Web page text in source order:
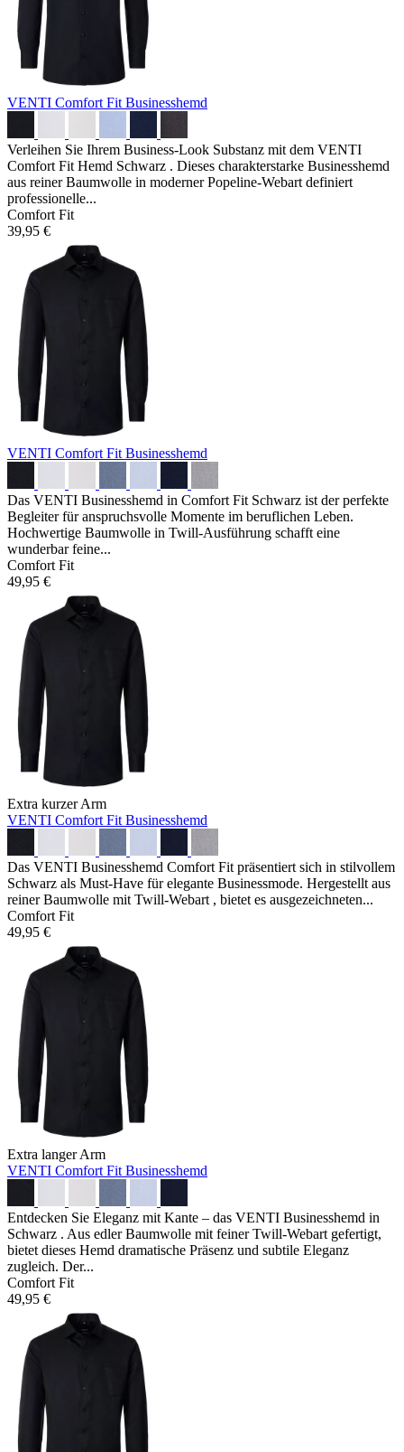
VENTI Comfort Fit Businesshemd
Verleihen Sie Ihrem Business-Look Substanz mit dem VENTI
Comfort Fit Hemd Schwarz . Dieses charakterstarke Businesshemd
aus reiner Baumwolle in moderner Popeline-Webart definiert
professionelle...
Comfort Fit
39,95 €
VENTI Comfort Fit Businesshemd
Das VENTI Businesshemd in Comfort Fit Schwarz ist der perfekte
Begleiter für anspruchsvolle Momente im beruflichen Leben.
Hochwertige Baumwolle in Twill-Ausführung schafft eine
wunderbar feine...
Comfort Fit
49,95 €
Extra kurzer Arm
VENTI Comfort Fit Businesshemd
Das VENTI Businesshemd Comfort Fit präsentiert sich in stilvollem
Schwarz als Must-Have für elegante Businessmode. Hergestellt aus
reiner Baumwolle mit Twill-Webart , bietet es ausgezeichneten...
Comfort Fit
49,95 €
Extra langer Arm
VENTI Comfort Fit Businesshemd
Entdecken Sie Eleganz mit Kante – das VENTI Businesshemd in
Schwarz . Aus edler Baumwolle mit feiner Twill-Webart gefertigt,
bietet dieses Hemd dramatische Präsenz und subtile Eleganz
zugleich. Der...
Comfort Fit
49,95 €